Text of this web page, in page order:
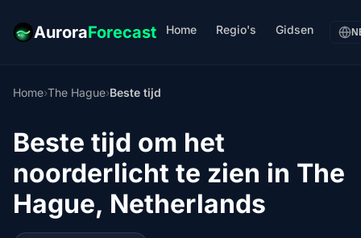
AuroraForecast Home Regio's Gidsen
Home›The Hague›Beste tijd
Beste tijd om het
noorderlicht te zien in The
Hague, Netherlands